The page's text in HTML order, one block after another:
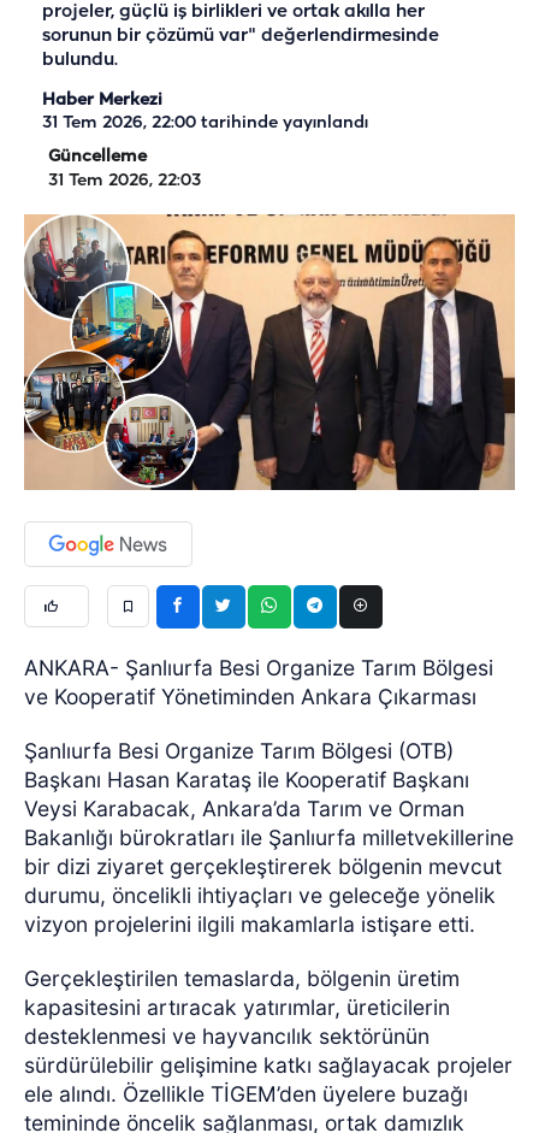
projeler, güçlü iş birlikleri ve ortak akılla her
sorunun bir çözümü var" değerlendirmesinde
bulundu.
Haber Merkezi
31 Tem 2026, 22:00 tarihinde yayınlandı
Güncelleme
31 Tem 2026, 22:03
ANKARA- Şanlıurfa Besi Organize Tarım Bölgesi
ve Kooperatif Yönetiminden Ankara Çıkarması
Şanlıurfa Besi Organize Tarım Bölgesi (OTB)
Başkanı Hasan Karataş ile Kooperatif Başkanı
Veysi Karabacak, Ankara’da Tarım ve Orman
Bakanlığı bürokratları ile Şanlıurfa milletvekillerine
bir dizi ziyaret gerçekleştirerek bölgenin mevcut
durumu, öncelikli ihtiyaçları ve geleceğe yönelik
vizyon projelerini ilgili makamlarla istişare etti.
Gerçekleştirilen temaslarda, bölgenin üretim
kapasitesini artıracak yatırımlar, üreticilerin
desteklenmesi ve hayvancılık sektörünün
sürdürülebilir gelişimine katkı sağlayacak projeler
ele alındı. Özellikle TİGEM’den üyelere buzağı
temininde öncelik sağlanması, ortak damızlık